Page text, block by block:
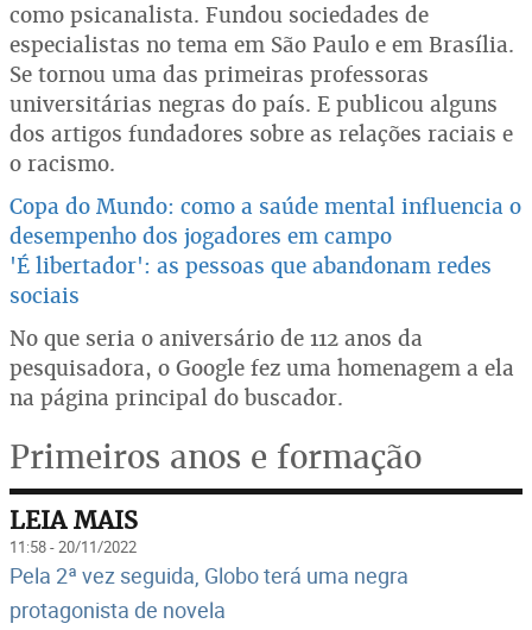
como psicanalista. Fundou sociedades de
especialistas no tema em São Paulo e em Brasília.
Se tornou uma das primeiras professoras
universitárias negras do país. E publicou alguns
dos artigos fundadores sobre as relações raciais e
o racismo.
Copa do Mundo: como a saúde mental influencia o
desempenho dos jogadores em campo
'É libertador': as pessoas que abandonam redes
sociais
No que seria o aniversário de 112 anos da
pesquisadora, o Google fez uma homenagem a ela
na página principal do buscador.
Primeiros anos e formação
LEIA MAIS
11:58 - 20/11/2022
Pela 2ª vez seguida, Globo terá uma negra
protagonista de novela